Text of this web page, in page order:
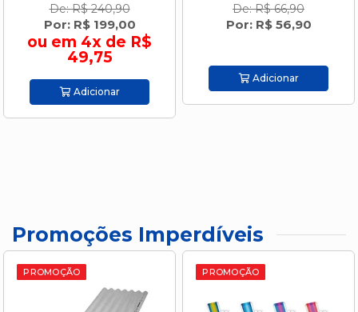
De: R$ 240,90
Por: R$ 199,00
ou em 4x de R$
49,75
Adicionar
De: R$ 66,90
Por: R$ 56,90
Adicionar
Promoções Imperdíveis
PROMOÇÃO PROMOÇÃO